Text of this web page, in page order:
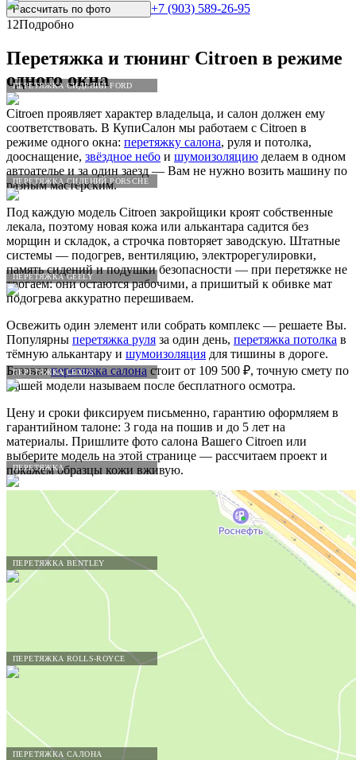
ПЕРЕТЯЖКА СИДЕНИЙ FORD
ПЕРЕТЯЖКА СИДЕНИЙ PORSCHE
ПЕРЕТЯЖКА GEELY
ПЕРЕТЯЖКА LEXUS
ПЕРЕТЯЖКА
ПЕРЕТЯЖКА BENTLEY
ПЕРЕТЯЖКА ROLLS-ROYCE
ПЕРЕТЯЖКА САЛОНА
Рассчитать по фото
+7 (903) 589-26-95
12Подробно
Перетяжка и тюнинг Citroen в режиме
одного окна
Citroen проявляет характер владельца, и салон должен ему
соответствовать. В КупиСалон мы работаем с Citroen в
режиме одного окна: перетяжку салона, руля и потолка,
дооснащение, звёздное небо и шумоизоляцию делаем в одном
автоателье и за один заезд — Вам не нужно возить машину по
разным мастерским.
Под каждую модель Citroen закройщики кроят собственные
лекала, поэтому новая кожа или алькантара садится без
морщин и складок, а строчка повторяет заводскую. Штатные
системы — подогрев, вентиляцию, электрорегулировки,
память сидений и подушки безопасности — при перетяжке не
трогаем: они остаются рабочими, а пришитый к обивке мат
подогрева аккуратно перешиваем.
Освежить один элемент или собрать комплекс — решаете Вы.
Популярны перетяжка руля за один день, перетяжка потолка в
тёмную алькантару и шумоизоляция для тишины в дороге.
Базоваяперетяжка салона стоит от 109 500 ₽, точную смету по
Вашей модели называем после бесплатного осмотра.
Цену и сроки фиксируем письменно, гарантию оформляем в
гарантийном талоне: 3 года на пошив и до 5 лет на
материалы. Пришлите фото салона Вашего Citroen или
выберите модель на этой странице — рассчитаем проект и
покажем образцы кожи вживую.